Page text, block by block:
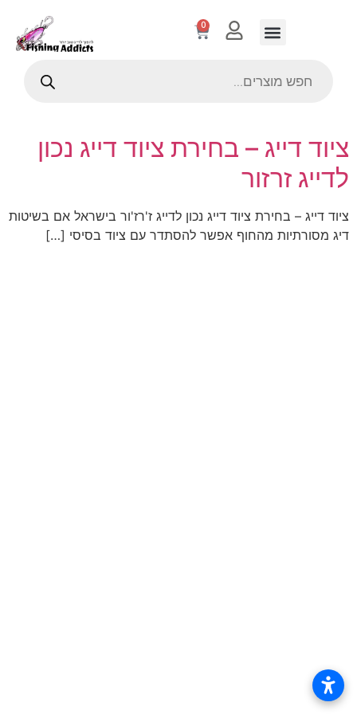
0
ציוד דייג – בחירת ציוד דייג נכון
לדייג זרזור
ציוד דייג – בחירת ציוד דייג נכון לדייג ז'רז'ור בישראל אם בשיטות
דיג מסורתיות מהחוף אפשר להסתדר עם ציוד בסיסי […]